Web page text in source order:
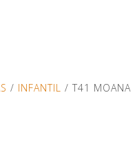
/ INFANTIL / T41 MOANA